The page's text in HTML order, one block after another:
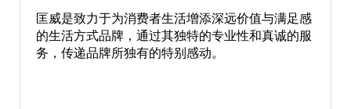
匡威是致力于为消费者生活增添深远价值与满足感
的生活方式品牌，通过其独特的专业性和真诚的服
务，传递品牌所独有的特别感动。